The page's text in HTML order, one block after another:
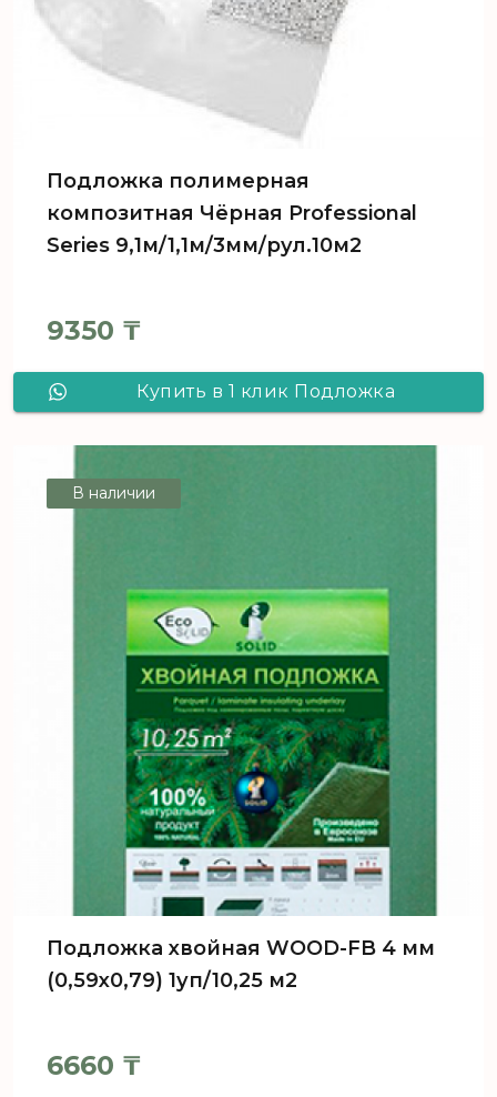
Подложка полимерная
композитная Чёрная Professional
Series 9,1м/1,1м/3мм/рул.10м2
9350 ₸
Купить в 1 клик Подложка
В наличии
Подложка хвойная WOOD-FB 4 мм
(0,59х0,79) 1уп/10,25 м2
6660 ₸